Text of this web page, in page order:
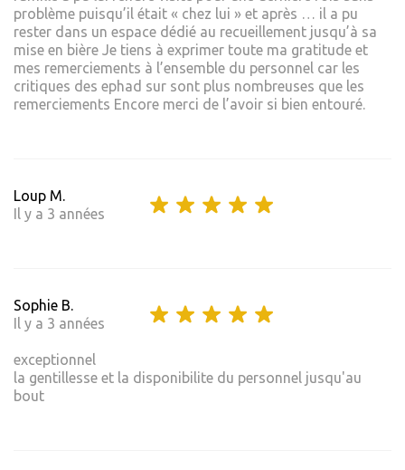
problème puisqu’il était « chez lui » et après … il a pu
rester dans un espace dédié au recueillement jusqu’à sa
mise en bière Je tiens à exprimer toute ma gratitude et
mes remerciements à l’ensemble du personnel car les
critiques des ephad sur sont plus nombreuses que les
remerciements Encore merci de l’avoir si bien entouré.
Loup M.
Il y a 3 années
Sophie B.
Il y a 3 années
exceptionnel
la gentillesse et la disponibilite du personnel jusqu'au
bout